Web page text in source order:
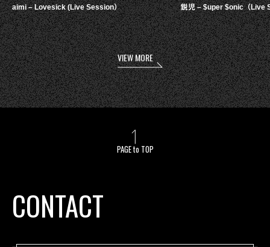
aimi – Lovesick (Live Session） 鋭児 – $uper $onic（Live
VIEW MORE
PAGE to TOP
CONTACT